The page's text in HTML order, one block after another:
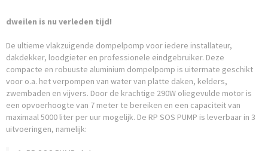
dweilen is nu verleden tijd!
De ultieme vlakzuigende dompelpomp voor iedere installateur,
dakdekker, loodgieter en professionele eindgebruiker. Deze
compacte en robuuste aluminium dompelpomp is uitermate geschikt
voor o.a. het verpompen van water van platte daken, kelders,
zwembaden en vijvers. Door de krachtige 290W oliegevulde motor is
een opvoerhoogte van 7 meter te bereiken en een capaciteit van
maximaal 5000 liter per uur mogelijk. De RP SOS PUMP is leverbaar in 3
uitvoeringen, namelijk: